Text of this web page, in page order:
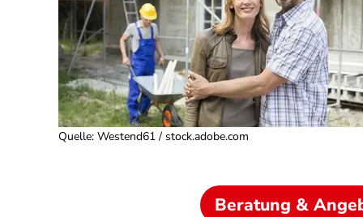
Quelle: Westend61 / stock.adobe.com
Beratung &